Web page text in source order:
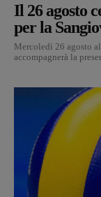
Il 26 agosto
per la
Mercoledì 26 agosto
accompagnerà la